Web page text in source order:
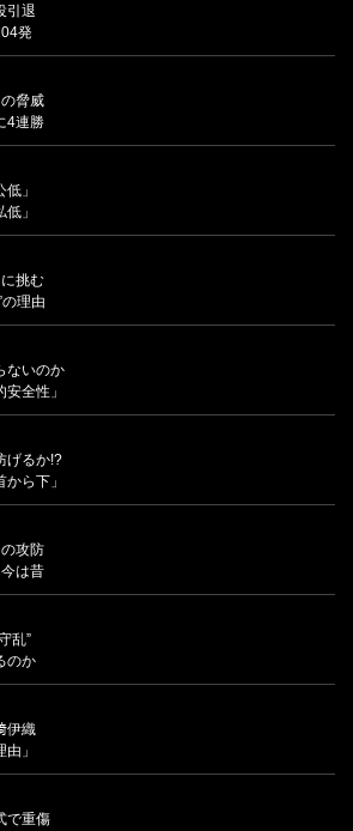
引退
発
脅威
4連勝
」
」
挑む
理由
ないのか
全性」
げるか!?
ら下」
攻防
は昔
乱”
のか
伊織
」
で重傷